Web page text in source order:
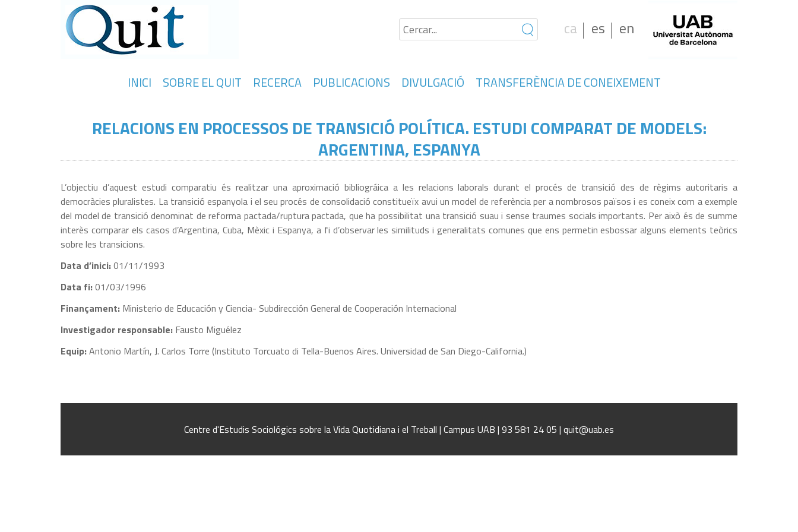
INICI SOBRE EL QUIT RECERCA PUBLICACIONS DIVULGACIÓ TRANSFERÈNCIA DE CONEIXEMENT
ca es en
RELACIONS EN PROCESSOS DE TRANSICIÓ POLÍTICA. ESTUDI COMPARAT DE MODELS:
ARGENTINA, ESPANYA
L’objectiu d’aquest estudi comparatiu és realitzar una aproximació bibliográica a les relacions laborals durant el procés de transició des de règims autoritaris a
democràcies pluralistes. La transició espanyola i el seu procés de consolidació constitueïx avui un model de referència per a nombrosos països i es coneix com a exemple
del model de transició denominat de reforma pactada/ruptura pactada, que ha possibilitat una transició suau i sense traumes socials importants. Per això és de summe
interès comparar els casos d’Argentina, Cuba, Mèxic i Espanya, a fi d’observar les similituds i generalitats comunes que ens permetin esbossar alguns elements teòrics
sobre les transicions.
Data d’inici:01/11/1993
Data fi:01/03/1996
Finançament: Ministerio de Educación y Ciencia- Subdirección General de Cooperación Internacional
Investigador responsable: Fausto Miguélez
Equip:Antonio Martín, J. Carlos Torre (Instituto Torcuato di Tella-Buenos Aires. Universidad de San Diego-California.)
Centre d'Estudis Sociológics sobre la Vida Quotidiana i el Treball | Campus UAB | 93 581 24 05 | quit@uab.es